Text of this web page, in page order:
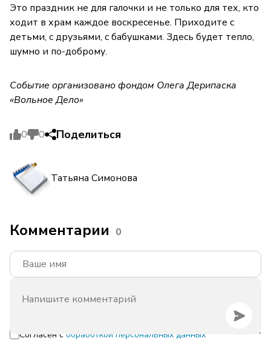
Это праздник не для галочки и не только для тех, кто
ходит в храм каждое воскресенье. Приходите с
детьми, с друзьями, с бабушками. Здесь будет тепло,
шумно и по-доброму.
Событие организовано фондом Олега Дерипаска
«Вольное Дело»
0 0 Поделиться
Татьяна Симонова
Комментарии 0
Согласен с обработкой персональных данных